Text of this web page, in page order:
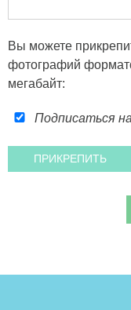
Вы можете
фотографий
мегабайт:
Подписаться